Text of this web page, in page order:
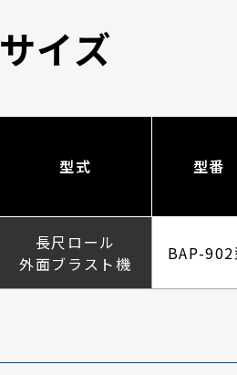
サイズ
型式 型番
長尺ロール
外面ブラスト機
BAP-902